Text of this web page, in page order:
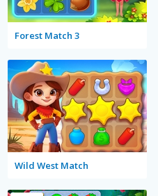
Forest Match 3
Wild West Match